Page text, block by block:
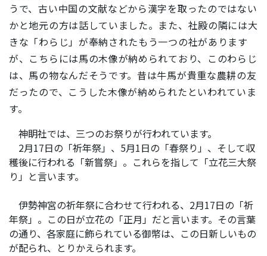
うで、古い中国の文献などから漢字を取ったのではない
かと地元の方は話していました。また、社殿の隣には大
きな「わらじ」が奉納されたもう一つの社があります
が、こちらには馬の木像が納められており、このわらじ
は、馬の物なんだそうです。昔は牛馬が貴重な農耕の友
だったので、こうした木像が納められたといわれていま
す。
神眀社では、三つのお祭りが行われています。
2月17日の「祈年祭」、5月1日の「春祭り」、そして収
穫後に行われる「新嘗祭」。これらを指して「立花三大祭
り」と言います。
伊勢神宮の祈年祭に合わせて行われる、2月17日の「祈
年祭」。この日が立花の「正月」だと言います。その言葉
の通り、各家庭に飾られている御幣は、この日新しいもの
が配られ、とりかえられます。